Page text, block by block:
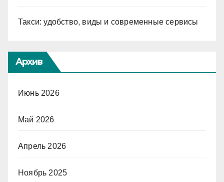
Такси: удобство, виды и современные сервисы
Архив
Июнь 2026
Май 2026
Апрель 2026
Ноябрь 2025